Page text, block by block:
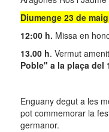
Diumenge 23 de
12:00 h. Missa en
13.00 h. Vermut
Poble" a la plaça del
Enguany degut a les
pot commemorar la
germanor.